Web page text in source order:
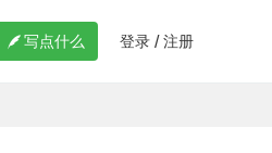
 写点什么 登录 / 注册